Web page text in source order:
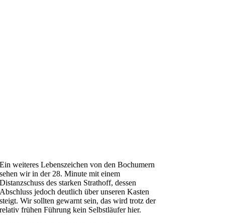
Ein weiteres Lebenszeichen von den Bochumern
sehen wir in der 28. Minute mit einem
Distanzschuss des starken Strathoff, dessen
Abschluss jedoch deutlich über unseren Kasten
steigt. Wir sollten gewarnt sein, das wird trotz der
relativ frühen Führung kein Selbstläufer hier.